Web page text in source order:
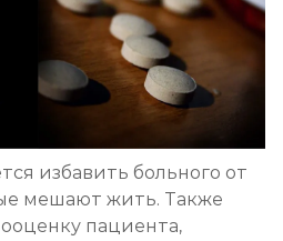
избавить больного от
мешают жить. Также
пациента,